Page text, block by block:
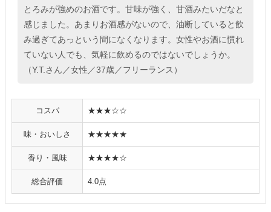
とろみが強めのお酒です。甘味が強く、甘酒みたいだなと
感じました。あまりお酒感がないので、油断していると飲
み過ぎてあっという間になくなります。女性やお酒に慣れ
ていない人でも、気軽に飲めるのではないでしょうか。
（Y.T.さん／女性／37歳／フリーランス）
コスパ ★★★☆☆
味・おいしさ ★★★★★
香り・風味 ★★★★☆
総合評価 4.0点